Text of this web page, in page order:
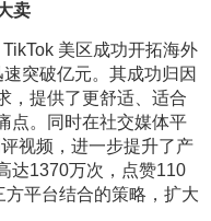
卖
美区成功开拓海外
突破亿元。其成功归因
，提供了更舒适、适合
点。同时在社交媒体平
视频，进一步提升了产
达1370万次，点赞110
平台结合的策略，扩大